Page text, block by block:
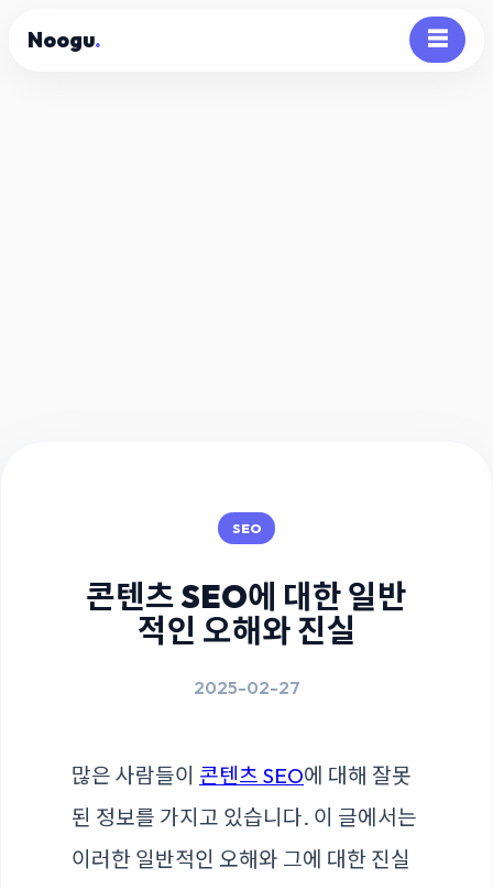
Noogu. ☰
SEO
콘텐츠 SEO에 대한 일반
적인 오해와 진실
2025-02-27
많은 사람들이 콘텐츠 SEO에 대해 잘못
된 정보를 가지고 있습니다. 이 글에서는
이러한 일반적인 오해와 그에 대한 진실